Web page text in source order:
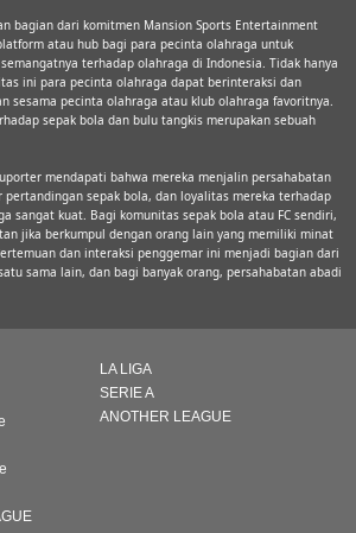
bagian dari komitmen Mansion Sports Entertainment
atau hub bagi para pecinta olahraga untuk
terhadap olahraga di Indonesia. Tidak hanya
ini para pecinta olahraga dapat berinteraksi dan
sesama pecinta olahraga atau klub olahraga favoritnya.
sepak bola dan bulu tangkis merupakan sebuah
mendapati bahwa mereka menjalin persahabatan
pertandingan sepak bola, dan loyalitas mereka terhadap
sangat kuat. Bagi komunitas sepak bola atau FC sendiri,
jika berkumpul dengan orang lain yang memiliki minat
dan interaksi penggemar ini menjadi bagian dari
sama lain, dan bagi banyak orang, persahabatan abadi
LA LIGA
SERIE A
ANOTHER LEAGUE